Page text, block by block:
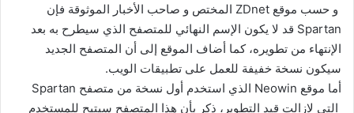
و حسب موقع ZDnet المختص و صاحب الأخبار الموثوقة فإن
Spartan قد لا يكون الإسم النهائي للمتصفح الذي سيطرح به بعد
الإنتهاء من تطويره، كما أضاف الموقع إلى أن المتصفح الجديد
سيكون نسخة خفيفة للعمل على تطبيقات الويب.
أما موقع Neowin الذي استخدم أول نسخة من متصفح Spartan
التي لازالت قيد التطوير، ذكر بأن هذا المتصفح سيتيح للمستخدم